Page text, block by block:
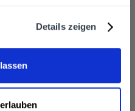
Details zeigen
Produkte von Ricard Pastis
Regionen, Städten,
geliefert